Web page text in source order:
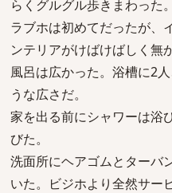
らくグルグル歩きまわった。
ラブホは初めてだったが、
ンテリアがけばけばしく無
風呂は広かった。浴槽に2
うな広さだ。
家を出る前にシャワーは浴
びた。
洗面所にヘアゴムとターバ
いた。ビジホより全然サー